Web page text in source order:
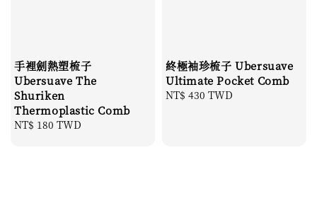
手裡劍熱塑梳子
Ubersuave The
Shuriken
Thermoplastic Comb
Regular
NT$ 180 TWD
終極袖珍梳子 Ubersuave
Ultimate Pocket Comb
Regular
NT$ 430 TWD